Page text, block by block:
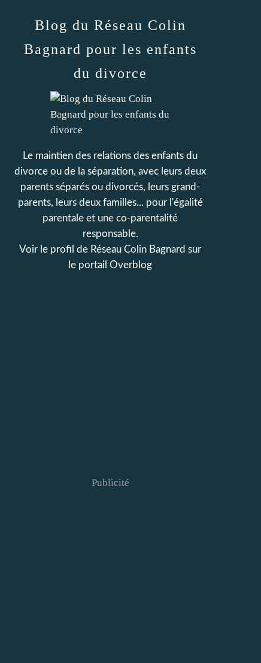
Blog du Réseau Colin
Bagnard pour les enfants
du divorce
Le maintien des relations des enfants du
divorce ou de la séparation, avec leurs deux
parents séparés ou divorcés, leurs grand-
parents, leurs deux familles... pour l'égalité
parentale et une co-parentalité
responsable.
Voir le profil de Réseau Colin Bagnard sur
le portail Overblog
Publicité